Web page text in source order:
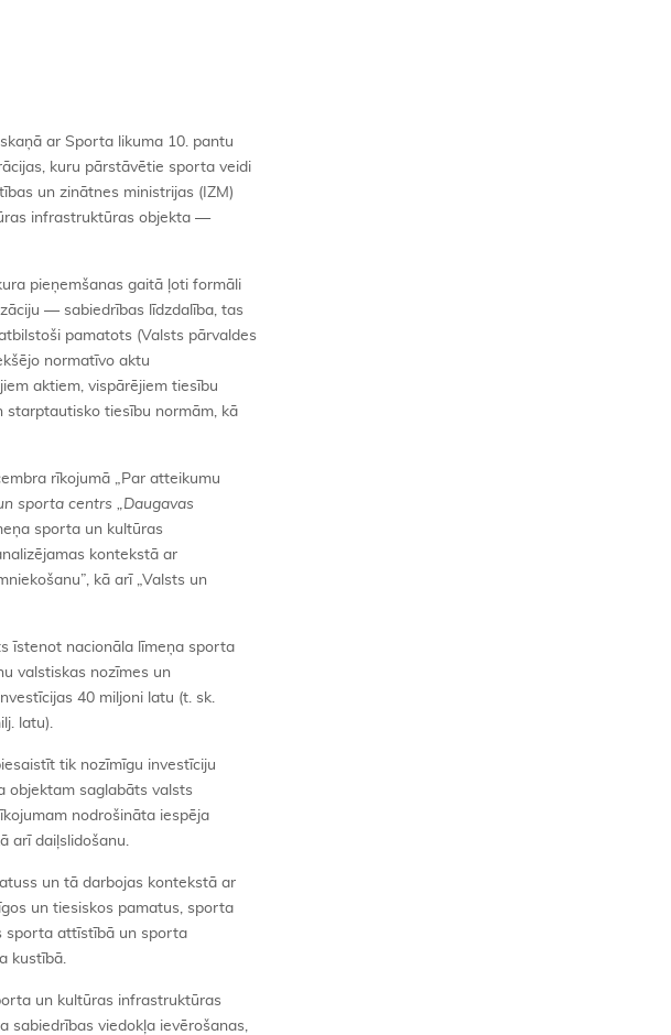
ar Sporta likuma 10. pantu
kuru pārstāvētie sporta veidi
un zinātnes ministrijas (IZM)
infrastruktūras objekta —
pieņemšanas gaitā ļoti formāli
— sabiedrības līdzdalība, tas
pamatots (Valsts pārvaldes
normatīvo aktu
aktiem, vispārējiem tiesību
starptautisko tiesību normām, kā
rīkojumā „Par atteikumu
sporta centrs „Daugavas
sporta un kultūras
kontekstā ar
kā arī „Valsts un
īstenot nacionāla līmeņa sporta
valstiskas nozīmes un
40 miljoni latu (t. sk.
latu).
tik nozīmīgu investīciju
objektam saglabāts valsts
nodrošināta iespēja
arī daiļslidošanu.
un tā darbojas kontekstā ar
un tiesiskos pamatus, sporta
sporta attīstībā un sporta
kustībā.
un kultūras infrastruktūras
viedokļa ievērošanas,